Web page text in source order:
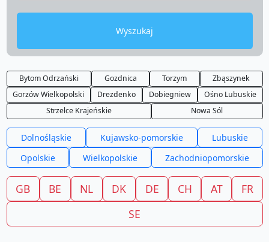
Wyszukaj
Bytom Odrzański Gozdnica Torzym
Zbąszynek
Gorzów Wielkopolski
Drezdenko Dobiegniew
Ośno Lubuskie
Strzelce Krajeńskie
Nowa Sól
Dolnośląskie Kujawsko-pomorskie
Lubuskie
Opolskie
Wielkopolskie Zachodniopomorskie
GB BE NL DK DE CH AT
FR
SE